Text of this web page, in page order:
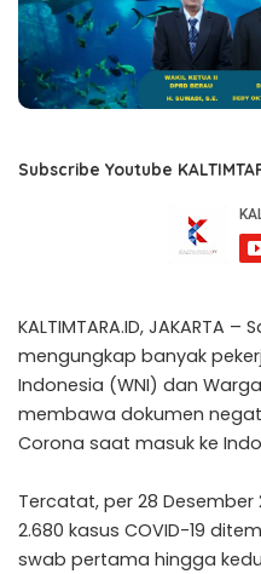
Subscribe Youtube
KALTIMTARA.ID, JAKARTA
mengungkap banyak
Indonesia (WNI) dan
membawa dokumen
Corona saat masuk ke
Tercatat, per 28 Desember
2.680 kasus COVID-19
swab pertama hingga